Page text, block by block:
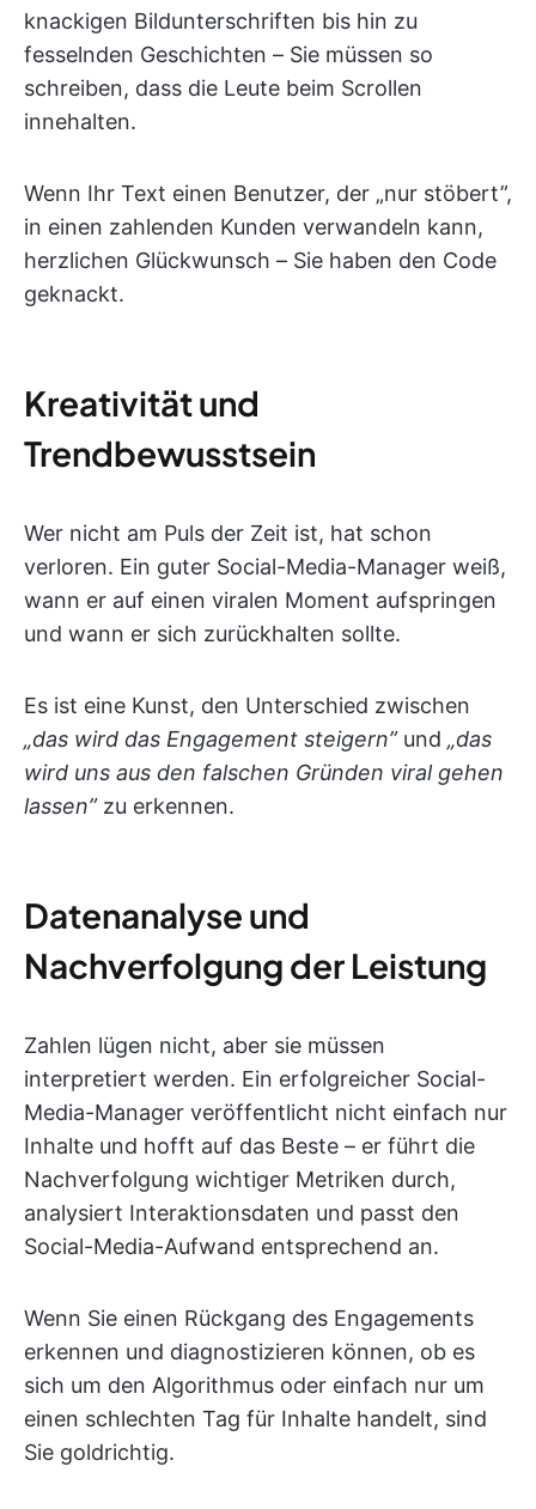
knackigen Bildunterschriften bis hin zu
fesselnden Geschichten – Sie müssen so
schreiben, dass die Leute beim Scrollen
innehalten.
Wenn Ihr Text einen Benutzer, der „nur stöbert”,
in einen zahlenden Kunden verwandeln kann,
herzlichen Glückwunsch – Sie haben den Code
geknackt.
Kreativität und
Trendbewusstsein
Wer nicht am Puls der Zeit ist, hat schon
verloren. Ein guter Social-Media-Manager weiß,
wann er auf einen viralen Moment aufspringen
und wann er sich zurückhalten sollte.
Es ist eine Kunst, den Unterschied zwischen
„das wird das Engagement steigern” und „das
wird uns aus den falschen Gründen viral gehen
lassen” zu erkennen.
Datenanalyse und
Nachverfolgung der Leistung
Zahlen lügen nicht, aber sie müssen
interpretiert werden. Ein erfolgreicher Social-
Media-Manager veröffentlicht nicht einfach nur
Inhalte und hofft auf das Beste – er führt die
Nachverfolgung wichtiger Metriken durch,
analysiert Interaktionsdaten und passt den
Social-Media-Aufwand entsprechend an.
Wenn Sie einen Rückgang des Engagements
erkennen und diagnostizieren können, ob es
sich um den Algorithmus oder einfach nur um
einen schlechten Tag für Inhalte handelt, sind
Sie goldrichtig.